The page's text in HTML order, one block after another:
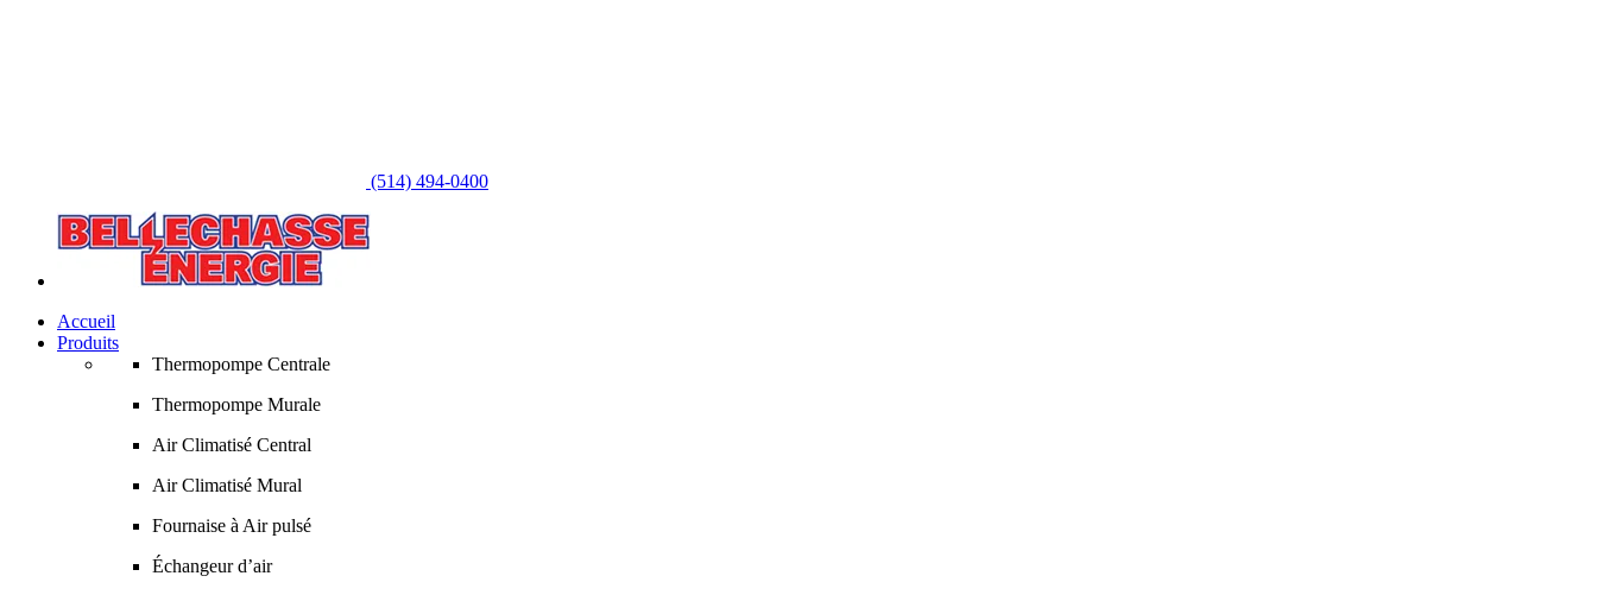
(514) 494-0400
Accueil
Produits
Thermopompe Centrale
Thermopompe Murale
Air Climatisé Central
Air Climatisé Mural
Fournaise à Air pulsé
Échangeur d’air